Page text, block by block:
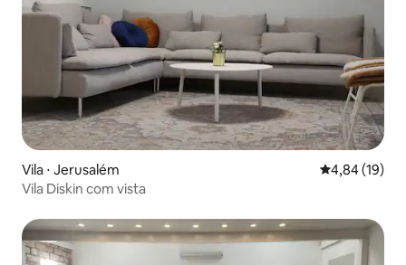
Vila ⋅ Jerusalém 4,84 de uma
4,84 (19)
Vila Diskin com vista